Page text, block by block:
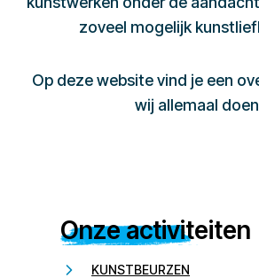
zoveel mogelijk
Op deze website vind je een
wij allemaal
Onze activiteiten
KUNSTBEURZEN